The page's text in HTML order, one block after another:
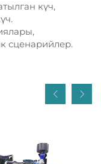
күч,
сценарийлер.